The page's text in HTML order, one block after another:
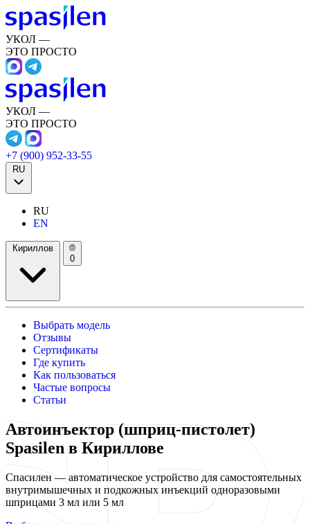
УКОЛ —
ЭТО ПРОСТО
УКОЛ —
ЭТО ПРОСТО
+7 (900) 952-33-55
RU
RU
EN
Кириллов
0
Выбрать модель
Отзывы
Сертификаты
Где купить
Как пользоваться
Частые вопросы
Статьи
Автоинъектор (шприц-пистолет)
Spasilen в Кириллове
Спасилен — автоматическое устройство для самостоятельных
внутримышечных и подкожных инъекций одноразовыми
шприцами 3 мл или 5 мл